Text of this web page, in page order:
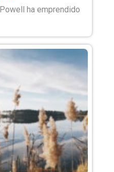
ha emprendido